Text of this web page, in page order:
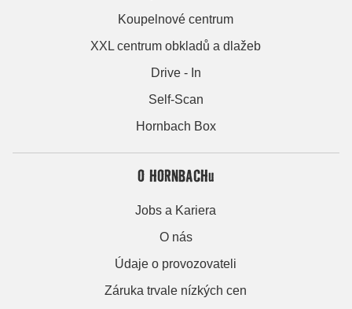
Koupelnové centrum
XXL centrum obkladů a dlažeb
Drive - In
Self-Scan
Hornbach Box
O HORNBACHu
Jobs a Kariera
O nás
Údaje o provozovateli
Záruka trvale nízkých cen